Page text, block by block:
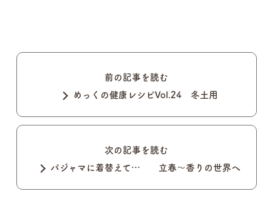
前の記事を読む
めっくの健康レシピVol.24 冬土用
次の記事を読む
パジャマに着替えて… 立春～香りの世界へ